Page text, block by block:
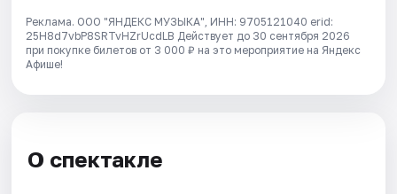
Реклама. ООО "ЯНДЕКС МУЗЫКА", ИНН: 9705121040 erid:
25H8d7vbP8SRTvHZrUcdLB Действует до 30 сентября 2026
при покупке билетов от 3 000 ₽ на это мероприятие на Яндекс
Афише!
О спектакле